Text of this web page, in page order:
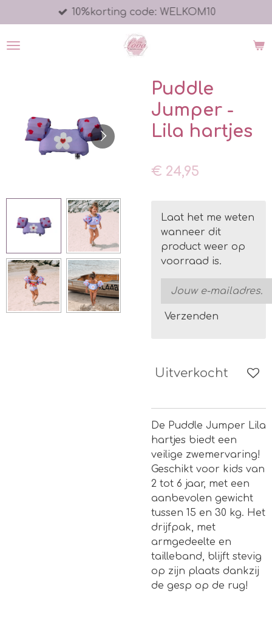
direct
naar
10%korting code: WELKOM10
Puddle
Jumper -
Lila hartjes
€ 24,95
Laat het me weten
wanneer dit
product weer op
voorraad is.
Verzenden
Uitverkocht
De Puddle Jumper Lila
hartjes biedt een
veilige zwemervaring!
Geschikt voor kids van
2 tot 6 jaar, met een
aanbevolen gewicht
tussen 15 en 30 kg. Het
drijfpak, met
armgedeelte en
tailleband, blijft stevig
op zijn plaats dankzij
de gesp op de rug!